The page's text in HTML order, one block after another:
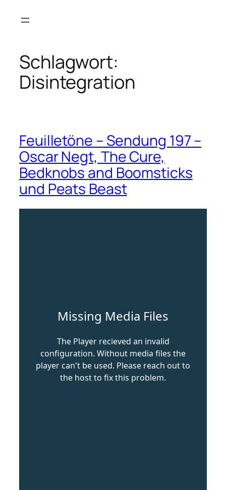
Inhalt
Schlagwort:
Disintegration
Feuilletöne – Sendung 197 –
Oscar Negt, The Cure,
Bedknobs and Boomsticks
und Peats Beast